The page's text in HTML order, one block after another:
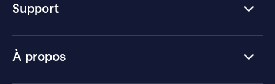
À propos
Support